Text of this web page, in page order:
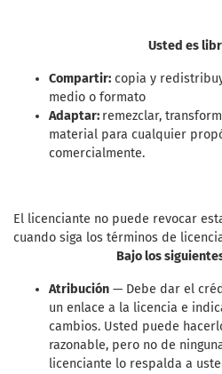
Usted es
Compartir: copia y
medio o formato
Adaptar: remezclar,
material para cualquier
comercialmente.
El licenciante no puede revocar
cuando siga los términos de
Bajo los
Atribución — Debe dar el
un enlace a la licencia e
cambios. Usted puede
razonable, pero no de
licenciante lo respalda a